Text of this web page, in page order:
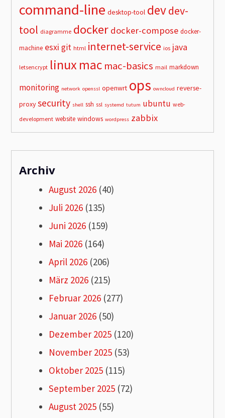
command-line desktop-tool devdev-
tool diagramme docker docker-compose docker-
machine esxi git html internet-service ios java
letsencrypt linuxmac mac-basics mail markdown
monitoring network openssl openwrt ops owncloud reverse-
proxy security shell ssh ssl systemd tutum ubuntu web-
development website windows wordpress zabbix
Archiv
August 2026 (40)
Juli 2026 (135)
Juni 2026 (159)
Mai 2026 (164)
April 2026 (206)
März 2026 (215)
Februar 2026 (277)
Januar 2026 (50)
Dezember 2025 (120)
November 2025 (53)
Oktober 2025 (115)
September 2025 (72)
August 2025 (55)